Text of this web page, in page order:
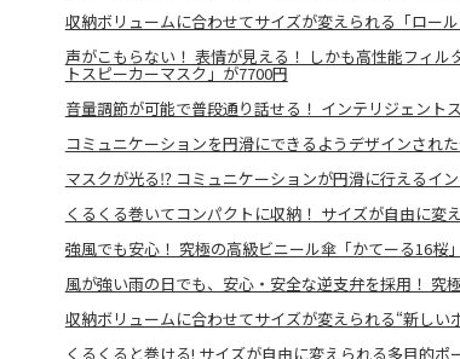
収納ボリュームに合わせてサイズが変えられる「ロー
声がこもらない！ 表情が見える！ しかも高性能フィ
トスピーカーマスク」が7700円
音量調節が可能で普段通り話せる！ インテリジェント
コミュニケーションを円滑にできるようデザインされ
マスクが光る⁉ コミュニケーションが円滑に行えるイ
くるくる巻いてコンパクトに収納！ サイズが自由に変
強風でも安心！ 究極の高級ビニール傘「かてーる16桜」
風が強い雨の日でも、安心・安全な逆支弁を採用！ 究
収納ボリュームに合わせてサイズが変えられる“新しい
くるくると巻ける! サイズが自由に変えられる多目的ポ